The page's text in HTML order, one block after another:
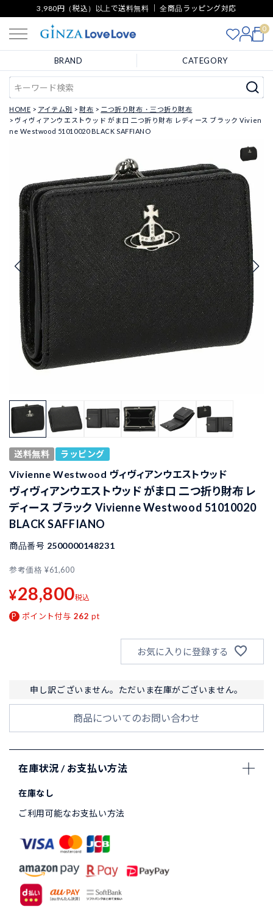
3,980円（税込）以上で送料無料 ｜ 全商品ラッピング対応
0
BRAND CATEGORY
HOME アイテム別 財布
二つ折り財布・三つ折り財布
ヴィヴィアンウエストウッド がま口 二つ折り財布 レディース ブラック Vivien
ne Westwood 51010020 BLACK SAFFIANO
送料無料 ラッピング
Vivienne Westwood ヴィヴィアンウエストウッド
ヴィヴィアンウエストウッド がま口 二つ折り財布 レ
ディース ブラック Vivienne Westwood 51010020
BLACK SAFFIANO
商品番号 2500000148231
参考価格 ¥61,600
¥28,800税込
ポイント付与 262 pt
お気に入りに登録する
申し訳ございません。ただいま在庫がございません。
商品についてのお問い合わせ
在庫状況 / お支払い方法
在庫なし
ご利用可能なお支払い方法